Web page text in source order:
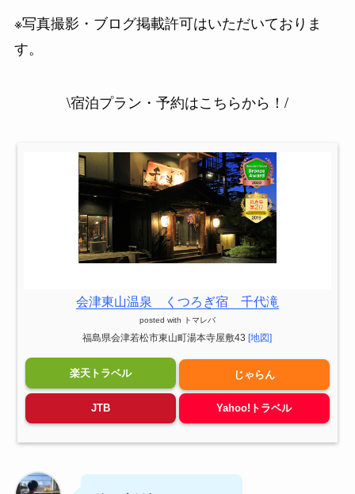
※写真撮影・ブログ掲載許可はいただいておりま
す。
\宿泊プラン・予約はこちらから！/
会津東山温泉 くつろぎ宿 千代滝
posted with トマレバ
福島県会津若松市東山町湯本寺屋敷43 [地図]
楽天トラベル じゃらん
JTB Yahoo!トラベル